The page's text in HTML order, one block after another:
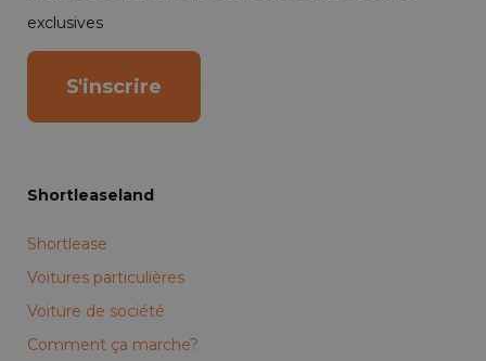
exclusives
S'inscrire
Shortleaseland
Shortlease
Voitures particulières
Voiture de société
Comment ça marche?